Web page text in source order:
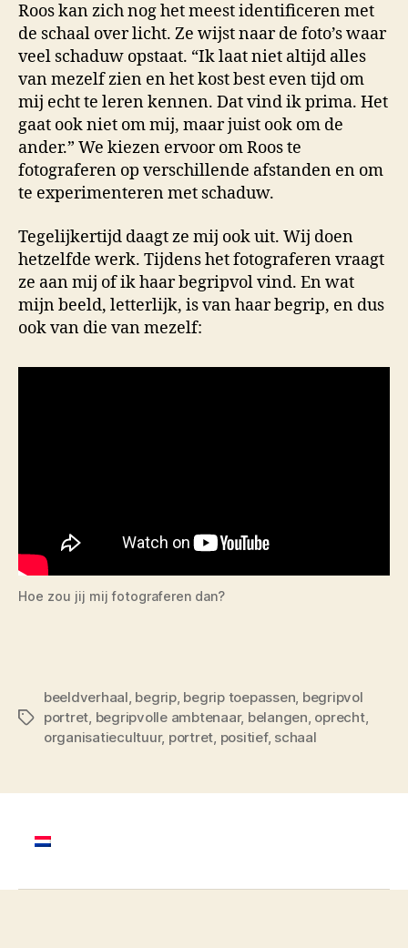
Roos kan zich nog het meest identificeren met
de schaal over licht. Ze wijst naar de foto’s waar
veel schaduw opstaat. “Ik laat niet altijd alles
van mezelf zien en het kost best even tijd om
mij echt te leren kennen. Dat vind ik prima. Het
gaat ook niet om mij, maar juist ook om de
ander.” We kiezen ervoor om Roos te
fotograferen op verschillende afstanden en om
te experimenteren met schaduw.
Tegelijkertijd daagt ze mij ook uit. Wij doen
hetzelfde werk. Tijdens het fotograferen vraagt
ze aan mij of ik haar begripvol vind. En wat
mijn beeld, letterlijk, is van haar begrip, en dus
ook van die van mezelf:
Hoe zou jij mij fotograferen dan?
Tags
beeldverhaal, begrip, begrip toepassen, begripvol
portret, begripvolle ambtenaar, belangen, oprecht,
organisatiecultuur, portret, positief, schaal